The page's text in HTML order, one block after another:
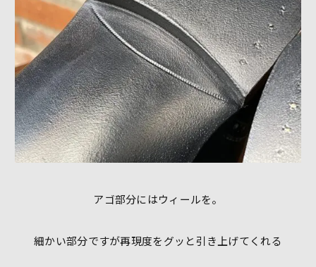
アゴ部分にはウィールを。
細かい部分ですが再現度をグッと引き上げてくれる